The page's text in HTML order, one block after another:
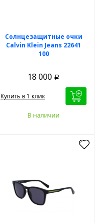
Солнцезащитные очки
Calvin Klein Jeans 22641
100
18 000 Р
Купить в 1 клик
В наличии